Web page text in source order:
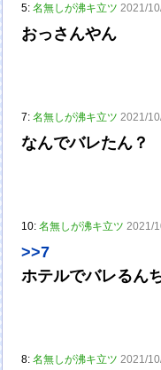
5:名無しが沸キ立ツ 2021/
おっさんやん
7:名無しが沸キ立ツ 2021/
なんでバレたん？
10:名無しが沸キ立ツ 2021/
>>7
ホテルでバレるん
8:名無しが沸キ立ツ 2021/